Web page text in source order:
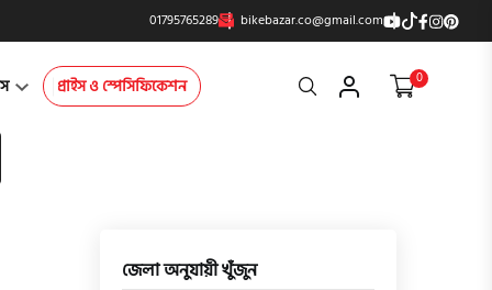
01795765289 bikebazar.co@gmail.com
প্রাইস ও স্পেসিফিকেশন Search 0
জেলা অনুযায়ী খুঁজুন